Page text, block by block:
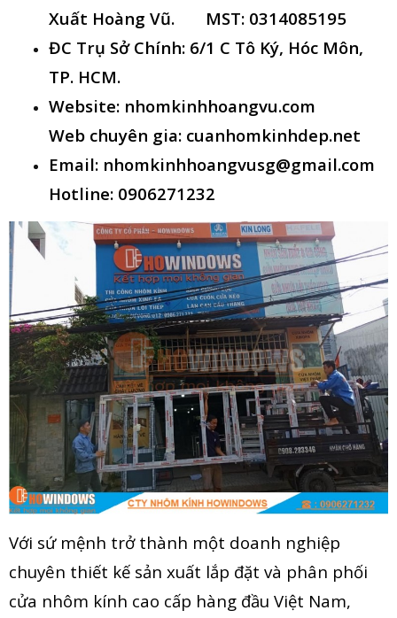
Xuất Hoàng Vũ. MST: 0314085195
ĐC Trụ Sở Chính: 6/1 C Tô Ký, Hóc Môn,
TP. HCM.
Website: nhomkinhhoangvu.com
Web chuyên gia: cuanhomkinhdep.net
Email: nhomkinhhoangvusg@gmail.com
Hotline: 0906271232
Với sứ mệnh trở thành một doanh nghiệp
chuyên thiết kế sản xuất lắp đặt và phân phối
cửa nhôm kính cao cấp hàng đầu Việt Nam,